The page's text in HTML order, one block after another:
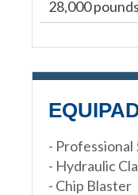
28,000 pounds
- Professional
- Hydraulic
- Chip Blaster